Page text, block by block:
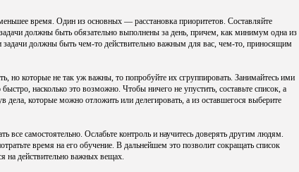
время. Один из основных — расстановка приоритетов. Составляйте
должны быть обязательно выполнены за день, причем, как минимум одна из
должны быть чем-то действительно важным для вас, чем-то, приносящим
но которые не так уж важны, то попробуйте их сгруппировать. Занимайтесь ими
насколько это возможно. Чтобы ничего не упустить, составьте список, а
которые можно отложить или делегировать, а из оставшегося выберите
все самостоятельно. Ослабьте контроль и научитесь доверять другим людям.
время на его обучение. В дальнейшем это позволит сокращать список
на действительно важных вещах.